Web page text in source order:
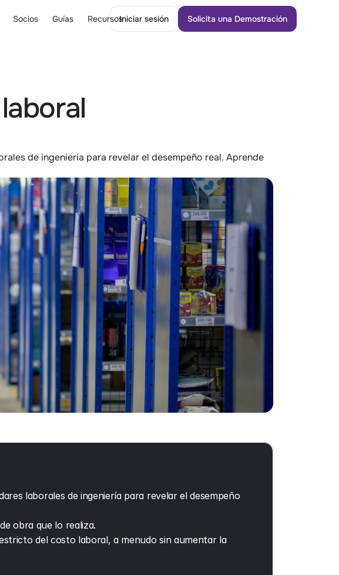
de ingeniería para revelar el desempeño real. Aprende
laborales de ingeniería para revelar el desempeño
obra que lo realiza.
del costo laboral, a menudo sin aumentar la
Socios Guías RecursosIniciar sesión
Iniciar sesión
Solicita una Demostración
Solicita una Demostración